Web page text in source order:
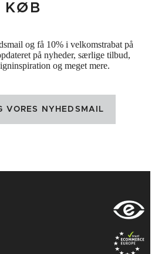
KØB
og få 10% i velkomstrabat på
på nyheder, særlige tilbud,
og meget mere.
VORES NYHEDSMAIL